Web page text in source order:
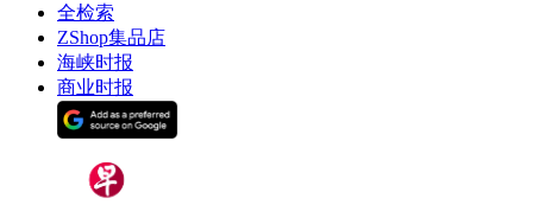
全检索
ZShop集品店
海峡时报
商业时报